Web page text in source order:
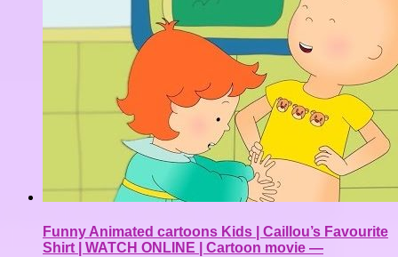
Funny Animated cartoons Kids | Caillou’s Favourite
Shirt | WATCH ONLINE | Cartoon movie —